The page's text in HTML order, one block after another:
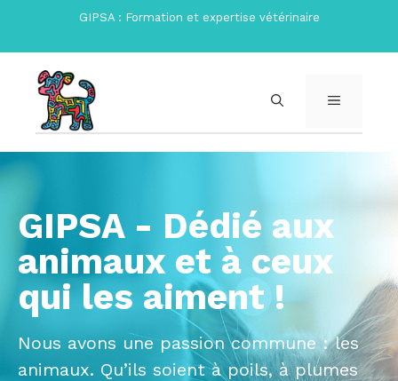
contenu
GIPSA : Formation et expertise vétérinaire
MENU
GIPSA - Dédié aux
animaux et à ceux
qui les aiment !
Nous avons une passion commune : les
animaux. Qu’ils soient à poils, à plumes